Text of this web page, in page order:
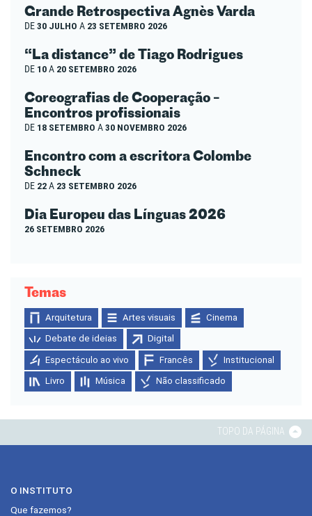
Grande Retrospectiva Agnès Varda
DE30 JULHO A 23 SETEMBRO 2026
“La distance” de Tiago Rodrigues
DE 10A 20 SETEMBRO 2026
Coreografias de Cooperação –
Encontros profissionais
DE 18 SETEMBRO A30 NOVEMBRO 2026
Encontro com a escritora Colombe
Schneck
DE 22A 23 SETEMBRO 2026
Dia Europeu das Línguas 2026
26 SETEMBRO 2026
Temas
Arquitetura Artes visuais Cinema
Debate de ideias Digital
Espectáculo ao vivo Francês Institucional
Livro Música Não classificado
TOPO DA PÁGINA
O INSTITUTO
Que fazemos?